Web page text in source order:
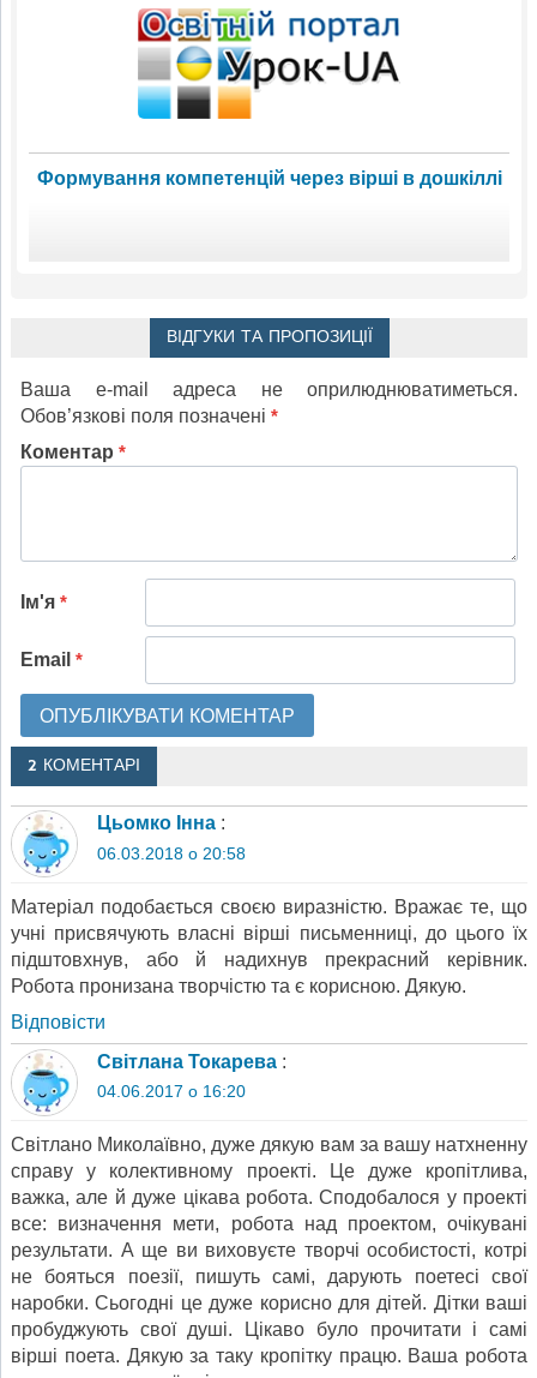
Формування компетенцій через вірші в дошкіллі
ВІДГУКИ ТА ПРОПОЗИЦІЇ
Ваша e-mail адреса не оприлюднюватиметься.
Обов’язкові поля позначені *
Коментар *
Ім'я *
Email *
2 КОМЕНТАРІ
Цьомко Інна :
06.03.2018 о 20:58
Матеріал подобається своєю виразністю. Вражає те, що
учні присвячують власні вірші письменниці, до цього їх
підштовхнув, або й надихнув прекрасний керівник.
Робота пронизана творчістю та є корисною. Дякую.
Відповіcти
Світлана Токарева :
04.06.2017 о 16:20
Світлано Миколаївно, дуже дякую вам за вашу натхненну
справу у колективному проекті. Це дуже кропітлива,
важка, але й дуже цікава робота. Сподобалося у проекті
все: визначення мети, робота над проектом, очікувані
результати. А ще ви виховуєте творчі особистості, котрі
не бояться поезії, пишуть самі, дарують поетесі свої
наробки. Сьогодні це дуже корисно для дітей. Дітки ваші
пробуджують свої душі. Цікаво було прочитати і самі
вірші поета. Дякую за таку кропітку працю. Ваша робота